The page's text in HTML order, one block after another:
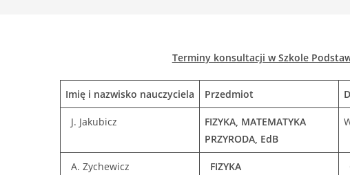
Terminy konsultacji w Szkole
Imię i nazwisko nauczyciela Przedmiot
J. Jakubicz
FIZYKA, MATEMATYKA
PRZYRODA, EdB
A. Zychewicz FIZYKA